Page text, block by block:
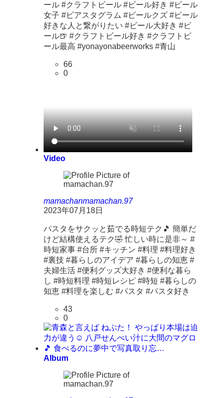
ール #クラフトビール #ビール好き #ビール
女子 #ビアスタグラム #ビールクズ #ビール
好きな人と繋がりたい #ビール大好き #ビ
ール🍺 #クラフトビール好き #クラフトビ
ール最高 #yonayonabeerworks #青山
66
0
Video
mamachanmamachan.97
2023年07月18日
パスタをサクッと茹でる時短テク🎵 簡単だ
けど結構使えるテク🤣 忙しい時に是非～ #
時短家事 #台所 #キッチン #料理 #料理好き
#裏技 #暮らしのアイデア #暮らしの知恵 #
夫婦生活 #便利グッズ大好き #便利な暮ら
し #時短料理 #時短レシピ #時短 #暮らしの
知恵 #料理を楽しむ #パスタ #パスタ好き
43
0
Album